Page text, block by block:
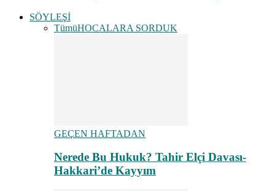
SÖYLEŞİ
TümüHOCALARA SORDUK
GEÇEN HAFTADAN
Nerede Bu Hukuk? Tahir Elçi Davası-
Hakkari’de Kayyım